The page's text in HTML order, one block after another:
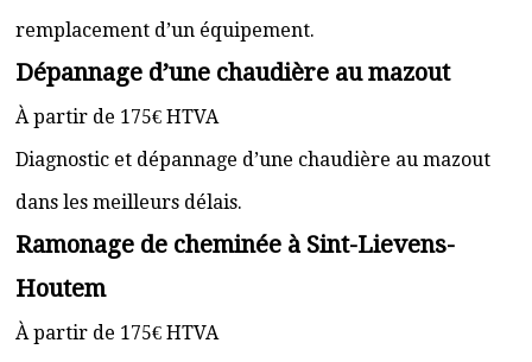
remplacement d’un équipement.
Dépannage d’une chaudière au mazout
À partir de 175€ HTVA
Diagnostic et dépannage d’une chaudière au mazout
dans les meilleurs délais.
Ramonage de cheminée à Sint-Lievens-
Houtem
À partir de 175€ HTVA